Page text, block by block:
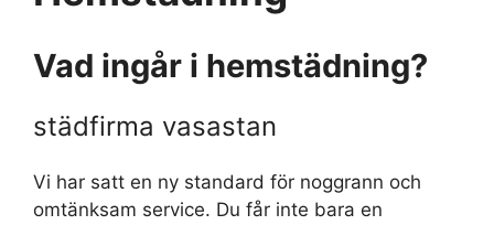
Vad ingår i hemstädning?
städfirma vasastan
Vi har satt en ny standard för noggrann och
omtänksam service. Du får inte bara en